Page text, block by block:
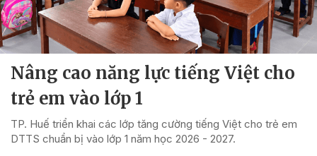
Nâng cao năng lực tiếng Việt cho
trẻ em vào lớp 1
TP. Huế triển khai các lớp tăng cường tiếng Việt cho trẻ em
DTTS chuẩn bị vào lớp 1 năm học 2026 - 2027.